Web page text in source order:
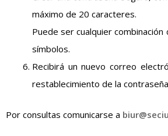
máximo de 20 caracteres.
Puede ser cualquier
símbolos.
Recibirá un nuevo correo
restablecimiento de la
Por consultas comunicarse a